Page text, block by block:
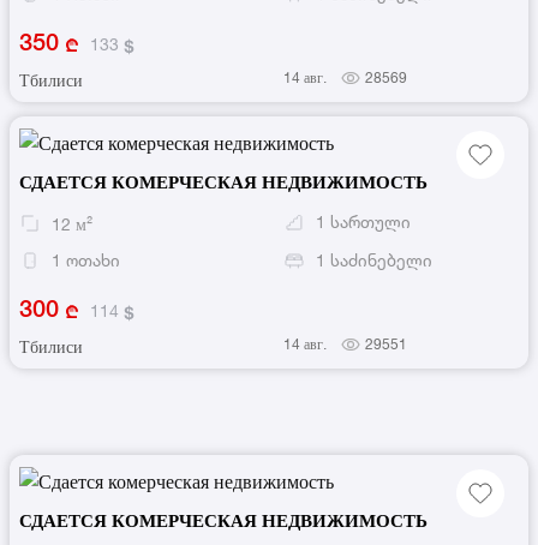
350
133
Тбилиси
14 авг. 28569
СДАЕТСЯ КОМЕРЧЕСКАЯ НЕДВИЖИМОСТЬ
12 м² 1 სართული
1 ოთახი 1 საძინებელი
300
114
Тбилиси
14 авг. 29551
СДАЕТСЯ КОМЕРЧЕСКАЯ НЕДВИЖИМОСТЬ